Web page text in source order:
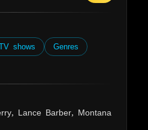
shows
Genres
Lance Barber, Montana